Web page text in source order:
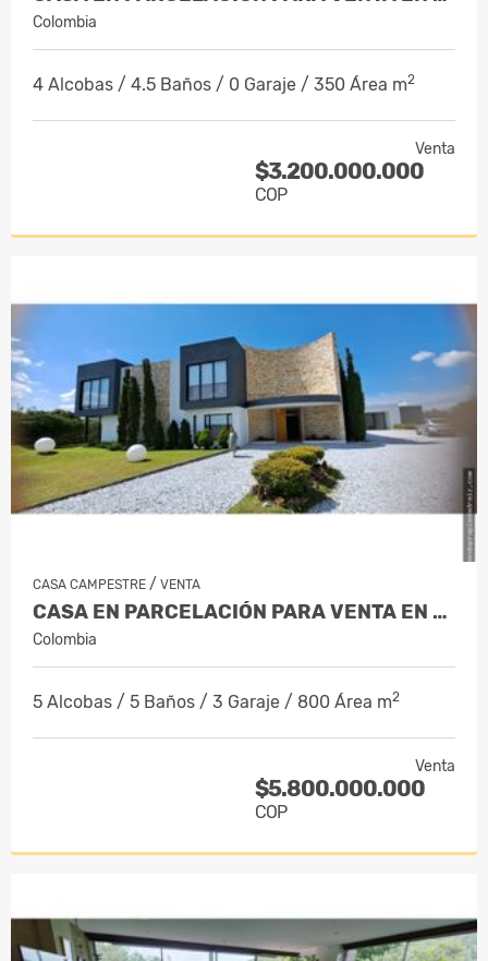
Colombia
4 Alcobas / 4.5 Baños / 0 Garaje / 350 Área m2
Venta
$3.200.000.000
COP
CASA CAMPESTRE / VENTA
CASA EN PARCELACIÓN PARA VENTA EN RION…
Colombia
5 Alcobas / 5 Baños / 3 Garaje / 800 Área m2
Venta
$5.800.000.000
COP